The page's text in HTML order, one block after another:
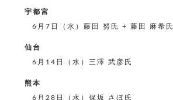
宇都宮
6月7日（水）藤田 努氏 + 藤田 麻希氏
仙台
6月14日（水）三澤 武彦氏
熊本
6月28日（水）保坂 さほ氏